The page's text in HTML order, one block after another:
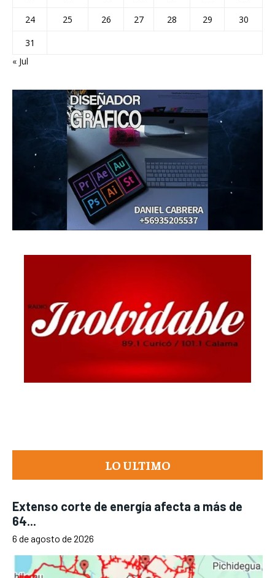
24
25 26 27 28 29
30
31
« Jul
LO ULTIMO
Extenso corte de energía afecta a más de
64...
6 de agosto de 2026